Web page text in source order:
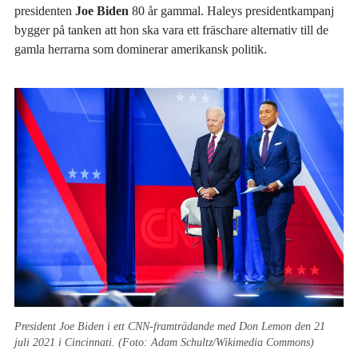
presidenten Joe Biden 80 år gammal. Haleys presidentkampanj
bygger på tanken att hon ska vara ett fräschare alternativ till de
gamla herrarna som dominerar amerikansk politik.
President Joe Biden i ett CNN-framträdande med Don Lemon den 21
juli 2021 i Cincinnati. (Foto: Adam Schultz/Wikimedia Commons)